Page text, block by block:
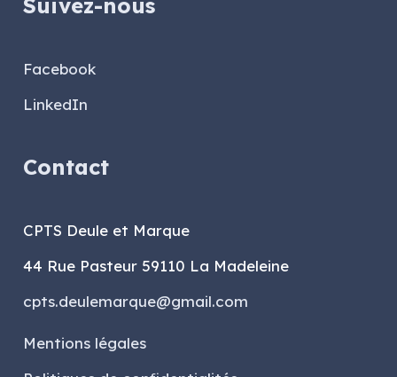
Suivez-nous
Facebook
LinkedIn
Contact
CPTS Deule et Marque
44 Rue Pasteur 59110 La Madeleine
cpts.deulemarque@gmail.com
Mentions légales